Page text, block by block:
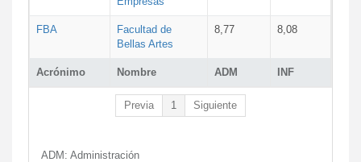
Acrónimo Nombre ADM INF
FBA
Facultad de
Bellas Artes
8,77 8,08
Previa 1 Siguiente
ADM: Administración